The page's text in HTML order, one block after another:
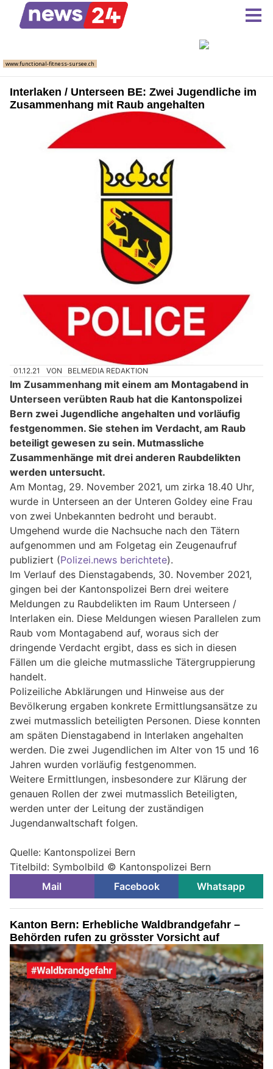
Interlaken / Unterseen BE: Zwei Jugendliche im
Zusammenhang mit Raub angehalten
01.12.21 VON BELMEDIA REDAKTION
Im Zusammenhang mit einem am Montagabend in
Unterseen verübten Raub hat die Kantonspolizei
Bern zwei Jugendliche angehalten und vorläufig
festgenommen. Sie stehen im Verdacht, am Raub
beteiligt gewesen zu sein. Mutmassliche
Zusammenhänge mit drei anderen Raubdelikten
werden untersucht.
Am Montag, 29. November 2021, um zirka 18.40 Uhr,
wurde in Unterseen an der Unteren Goldey eine Frau
von zwei Unbekannten bedroht und beraubt.
Umgehend wurde die Nachsuche nach den Tätern
aufgenommen und am Folgetag ein Zeugenaufruf
publiziert (Polizei.news berichtete).
Im Verlauf des Dienstagabends, 30. November 2021,
gingen bei der Kantonspolizei Bern drei weitere
Meldungen zu Raubdelikten im Raum Unterseen /
Interlaken ein. Diese Meldungen wiesen Parallelen zum
Raub vom Montagabend auf, woraus sich der
dringende Verdacht ergibt, dass es sich in diesen
Fällen um die gleiche mutmassliche Tätergruppierung
handelt.
Polizeiliche Abklärungen und Hinweise aus der
Bevölkerung ergaben konkrete Ermittlungsansätze zu
zwei mutmasslich beteiligten Personen. Diese konnten
am späten Dienstagabend in Interlaken angehalten
werden. Die zwei Jugendlichen im Alter von 15 und 16
Jahren wurden vorläufig festgenommen.
Weitere Ermittlungen, insbesondere zur Klärung der
genauen Rollen der zwei mutmasslich Beteiligten,
werden unter der Leitung der zuständigen
Jugendanwaltschaft folgen.
Quelle: Kantonspolizei Bern
Titelbild: Symbolbild © Kantonspolizei Bern
Mail
Facebook Whatsapp
Kanton Bern: Erhebliche Waldbrandgefahr –
Behörden rufen zu grösster Vorsicht auf